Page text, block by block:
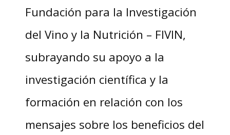
Fundación para la Investigación
del Vino y la Nutrición – FIVIN,
subrayando su apoyo a la
investigación científica y la
formación en relación con los
mensajes sobre los beneficios del